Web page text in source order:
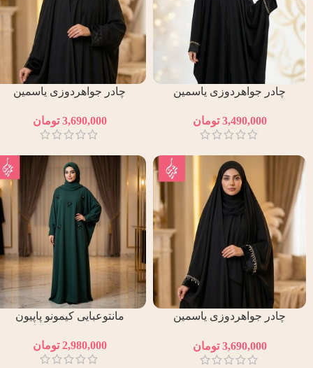
چادر جواهردوزی یاسمین
3,490,000 تومان
چادر جواهردوزی یاسمین
3,690,000 تومان
چادر جواهردوزی یاسمین
3,690,000 تومان
مانتوعبایی کیمونو پاپیون
2,980,000 تومان